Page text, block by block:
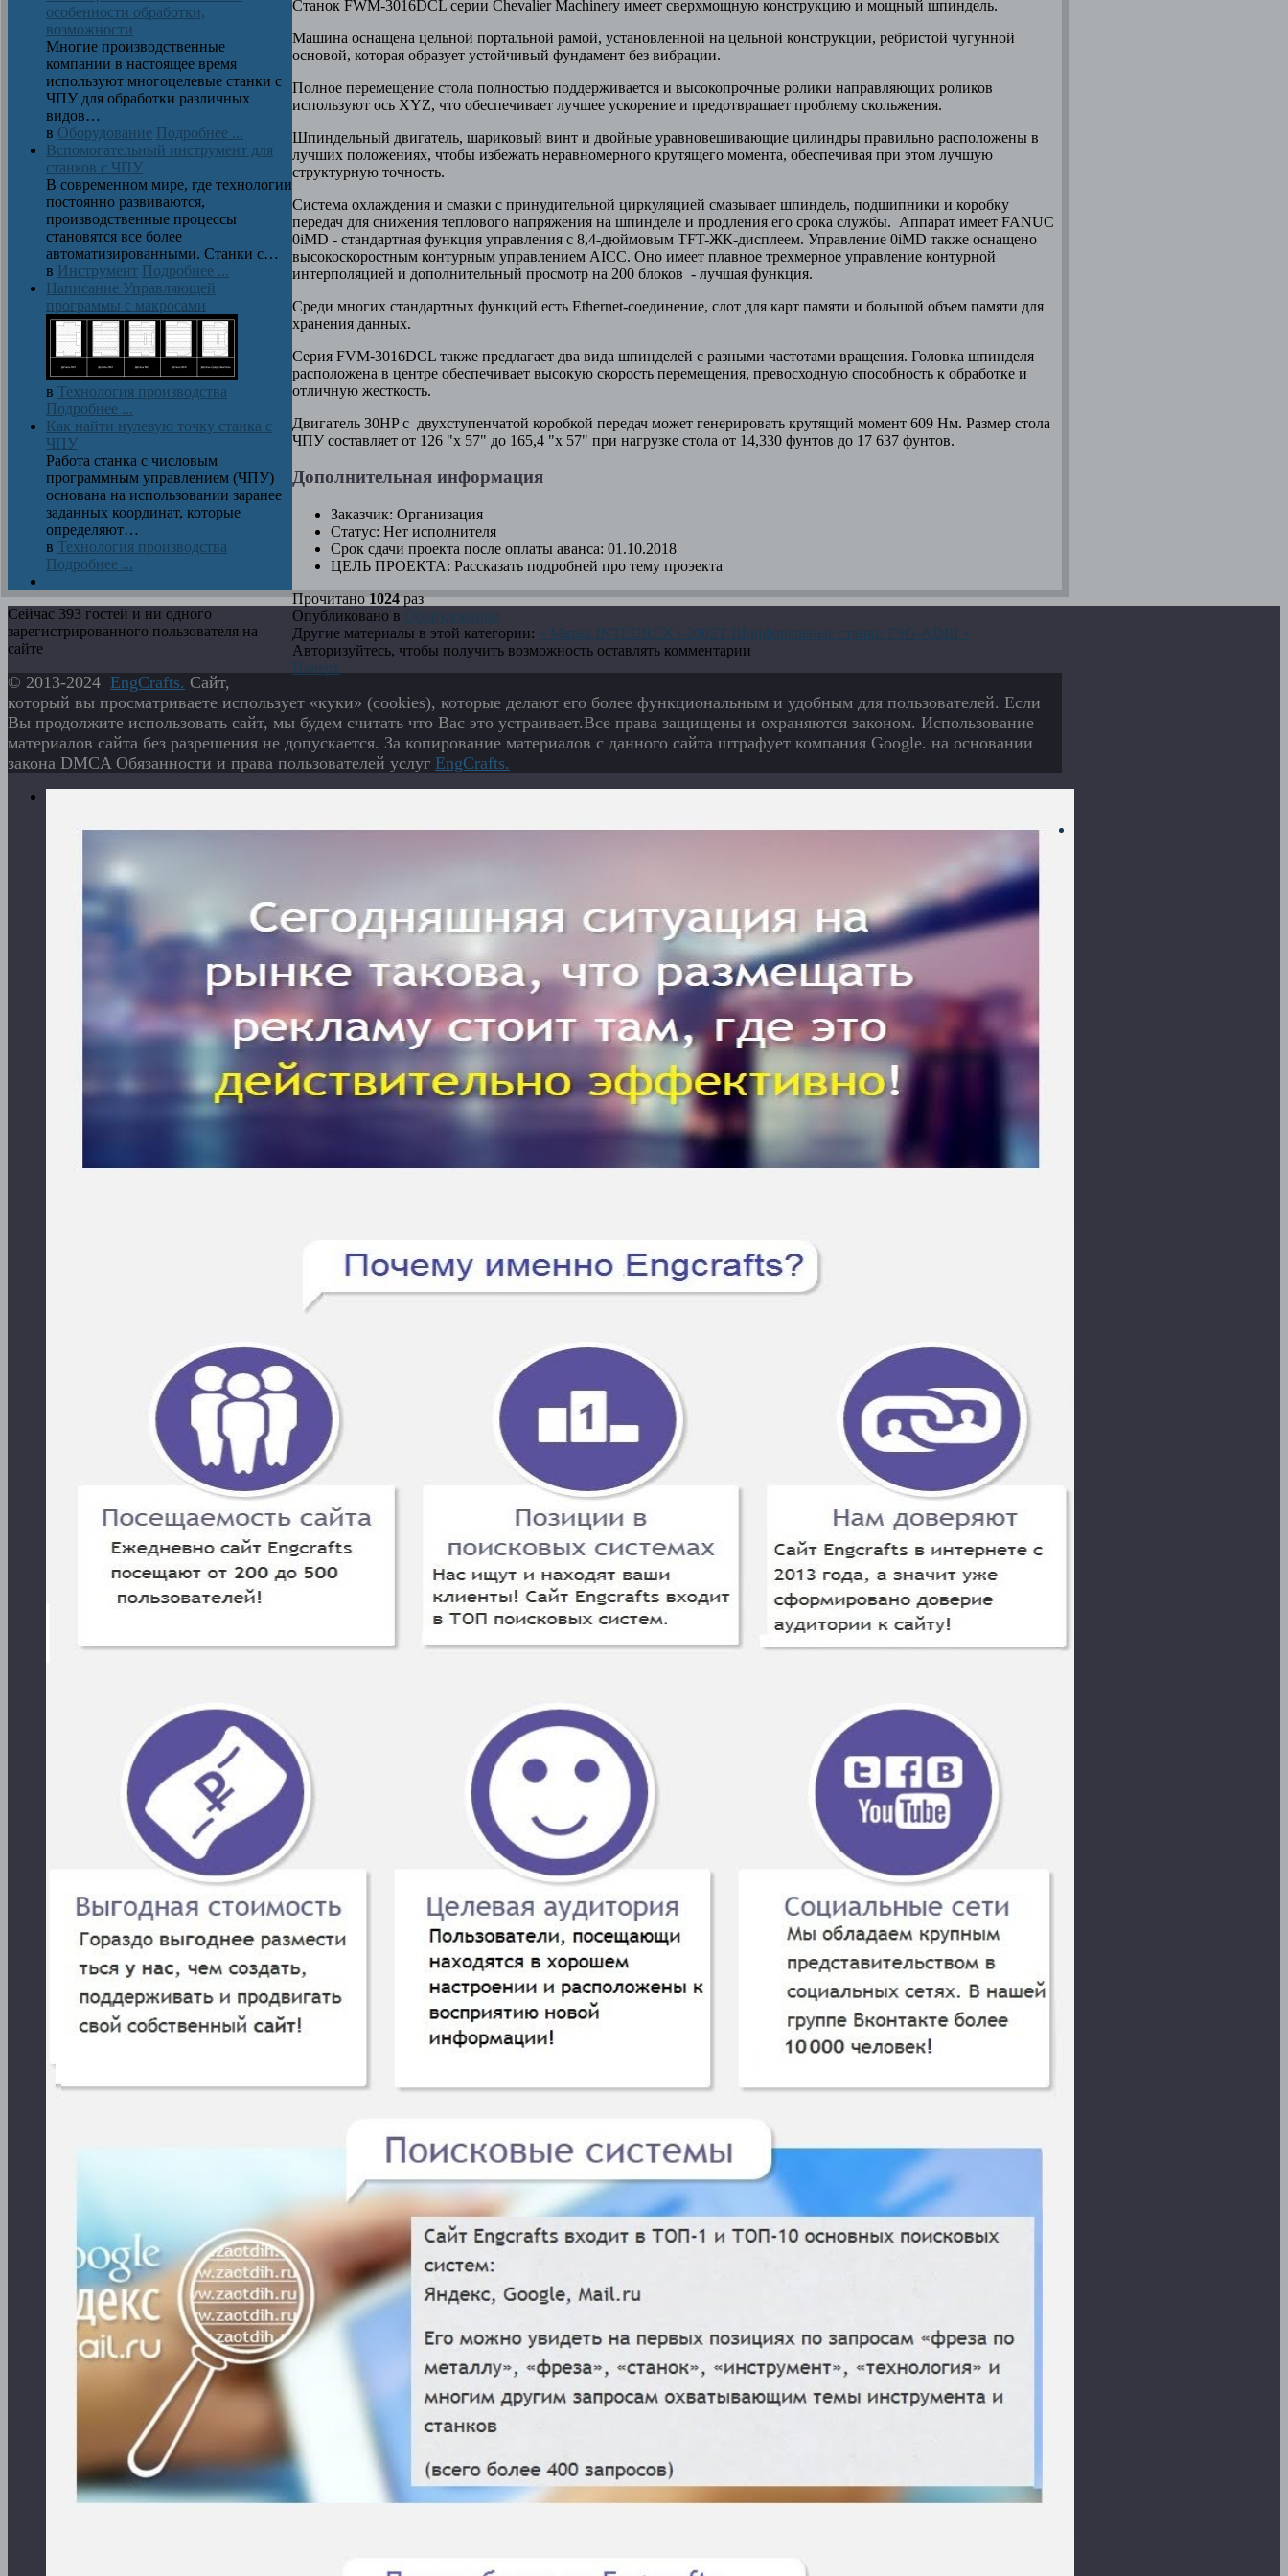
Станок FWM-3016DCL серии Chevalier Machinery имеет сверхмощную конструкцию и мощный шпиндель.
Машина оснащена цельной портальной рамой, установленной на цельной конструкции, ребристой чугунной
основой, которая образует устойчивый фундамент без вибрации.
Полное перемещение стола полностью поддерживается и высокопрочные ролики направляющих роликов
используют ось XYZ, что обеспечивает лучшее ускорение и предотвращает проблему скольжения.
Шпиндельный двигатель, шариковый винт и двойные уравновешивающие цилиндры правильно расположены в
лучших положениях, чтобы избежать неравномерного крутящего момента, обеспечивая при этом лучшую
структурную точность.
Система охлаждения и смазки с принудительной циркуляцией смазывает шпиндель, подшипники и коробку
передач для снижения теплового напряжения на шпинделе и продления его срока службы. Аппарат имеет FANUC
0iMD - стандартная функция управления с 8,4-дюймовым TFT-ЖК-дисплеем. Управление 0iMD также оснащено
высокоскоростным контурным управлением AICC. Оно имеет плавное трехмерное управление контурной
интерполяцией и дополнительный просмотр на 200 блоков - лучшая функция.
Среди многих стандартных функций есть Ethernet-соединение, слот для карт памяти и большой объем памяти для
хранения данных.
Серия FVM-3016DCL также предлагает два вида шпинделей с разными частотами вращения. Головка шпинделя
расположена в центре обеспечивает высокую скорость перемещения, превосходную способность к обработке и
отличную жесткость.
Двигатель 30HP с двухступенчатой коробкой передач может генерировать крутящий момент 609 Нм. Размер стола
ЧПУ составляет от 126 "х 57" до 165,4 "x 57" при нагрузке стола от 14,330 фунтов до 17 637 фунтов.
Дополнительная информация
Заказчик: Организация
Статус: Нет исполнителя
Срок сдачи проекта после оплаты аванса: 01.10.2018
ЦЕЛЬ ПРОЕКТА: Рассказать подробней про тему проэекта
Прочитано1024раз
Опубликовано в Оборудование
Другие материалы в этой категории: « Mazak INTEGREX i-200ST Шлифовальные станки FSG-ADIII »
Авторизуйтесь, чтобы получить возможность оставлять комментарии
Наверх
особенности обработки,
возможности
Многие производственные
компании в настоящее время
используют многоцелевые станки с
ЧПУ для обработки различных
видов…
в Оборудование Подробнее ...
Вспомогательный инструмент для
станков с ЧПУ
В современном мире, где технологии
постоянно развиваются,
производственные процессы
становятся все более
автоматизированными. Станки с…
в Инструмент Подробнее ...
Написание Управляющей
программы с макросами
в Технология производства
Подробнее ...
Как найти нулевую точку станка с
ЧПУ
Работа станка с числовым
программным управлением (ЧПУ)
основана на использовании заранее
заданных координат, которые
определяют…
в Технология производства
Подробнее ...
Сейчас 393 гостей и ни одного
зарегистрированного пользователя на
сайте
© 2013-2024 EngСrafts. Сайт,
который вы просматриваете использует «куки» (cookies), которые делают его более функциональным и удобным для пользователей. Если
Вы продолжите использовать сайт, мы будем считать что Вас это устраивает.Все права защищены и охраняются законом. Использование
материалов сайта без разрешения не допускается. За копирование материалов с данного сайта штрафует компания Google. на основании
закона DMCA Обязанности и права пользователей услуг EngСrafts.